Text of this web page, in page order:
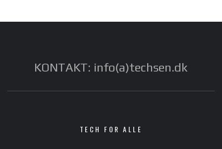
KONTAKT: info(a)techsen.dk
TECH FOR ALLE